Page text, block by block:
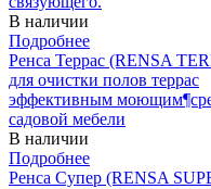
В наличии
Подробнее
Ренса Террас (RENSA
для очистки полов террас
эффективным
садовой мебели
В наличии
Подробнее
Ренса Супер (RENSA